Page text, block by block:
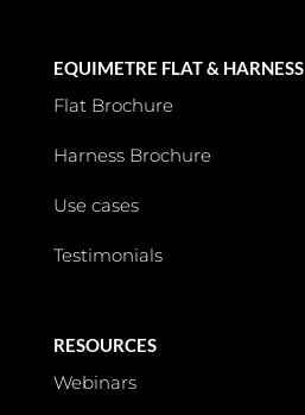
EQUIMETRE FLAT & HARNESS
Flat Brochure
Harness Brochure
Use cases
Testimonials
RESOURCES
Webinars